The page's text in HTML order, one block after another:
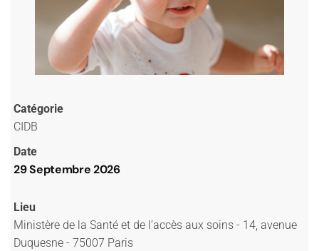
Catégorie
CIDB
Date
29 Septembre 2026
Lieu
Ministère de la Santé et de l’accès aux soins - 14, avenue
Duquesne - 75007 Paris